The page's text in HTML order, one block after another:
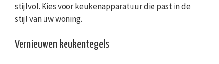
stijlvol. Kies voor keukenapparatuur die past in de
stijl van uw woning.
Vernieuwen keukentegels